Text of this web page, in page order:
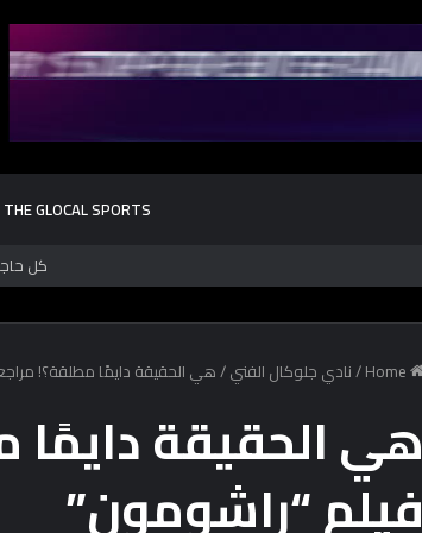
THE GLOCAL SPORTS
/نادي جلوكال الفني/هي الحقيقة دايمًا مطلقة؟!
هي الحقيقة دايمًا
فيلم “راشومون”